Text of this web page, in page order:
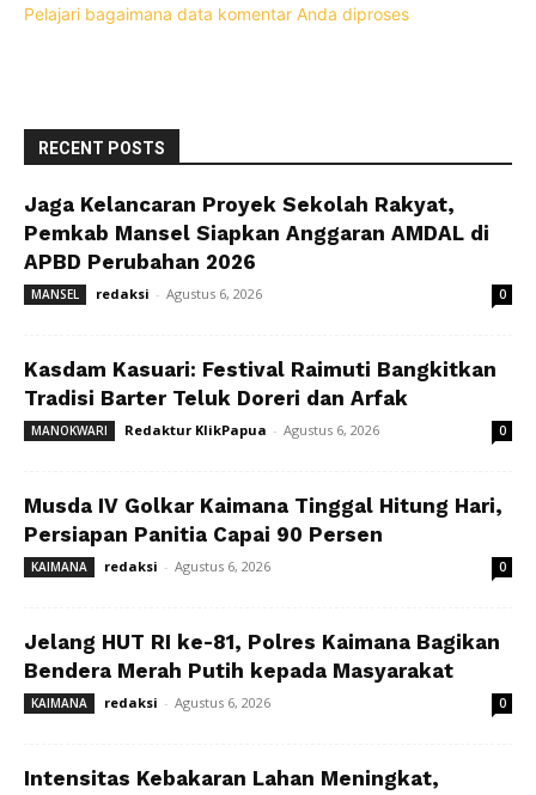
Pelajari bagaimana data komentar Anda diproses
RECENT POSTS
Jaga Kelancaran Proyek Sekolah Rakyat,
Pemkab Mansel Siapkan Anggaran AMDAL di
APBD Perubahan 2026
MANSEL redaksi - Agustus 6, 2026 0
Kasdam Kasuari: Festival Raimuti Bangkitkan
Tradisi Barter Teluk Doreri dan Arfak
MANOKWARI Redaktur KlikPapua - Agustus 6, 2026 0
Musda IV Golkar Kaimana Tinggal Hitung Hari,
Persiapan Panitia Capai 90 Persen
KAIMANA redaksi - Agustus 6, 2026 0
Jelang HUT RI ke-81, Polres Kaimana Bagikan
Bendera Merah Putih kepada Masyarakat
KAIMANA redaksi - Agustus 6, 2026 0
Intensitas Kebakaran Lahan Meningkat,